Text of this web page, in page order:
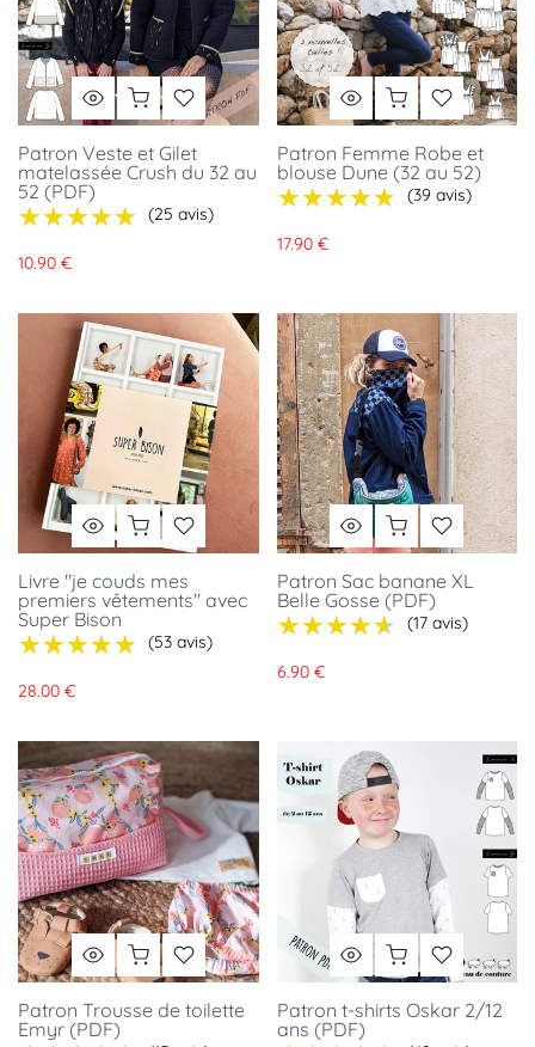
Patron Veste et Gilet
matelassée Crush du 32 au
52 (PDF)
★★★★★
★★★★★ (25 avis)
10.90 €
Patron Femme Robe et
blouse Dune (32 au 52)
★★★★★
★★★★★ (39 avis)
17.90 €
Livre "je couds mes
premiers vêtements" avec
Super Bison
★★★★★
★★★★★ (53 avis)
28.00 €
Patron Sac banane XL
Belle Gosse (PDF)
★★★★★
★★★★★ (17 avis)
6.90 €
Patron Trousse de toilette
Emyr (PDF)
Patron t-shirts Oskar 2/12
ans (PDF)